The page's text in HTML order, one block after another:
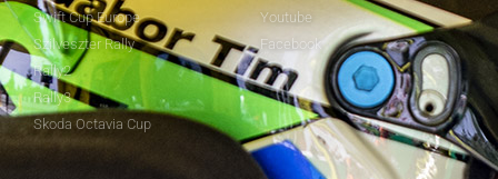
Swift Cup Europe
Szilveszter Rally
Rally2
Rally3
Skoda Octavia Cup
Youtube
Facebook